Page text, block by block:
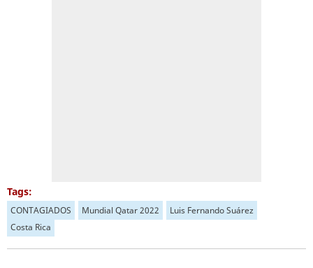
Tags:
CONTAGIADOS Mundial Qatar 2022
Luis Fernando Suárez
Costa Rica